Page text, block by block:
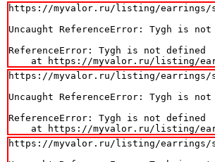
https://myvalor.ru/listing/earrings/
Uncaught ReferenceError: Tygh is not
ReferenceError: Tygh is not defined
at https://myvalor.ru/listing/
https://myvalor.ru/listing/earrings/
Uncaught ReferenceError: Tygh is not
ReferenceError: Tygh is not defined
at https://myvalor.ru/listing/
https://myvalor.ru/listing/earrings/